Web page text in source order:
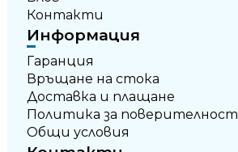
Контакти
Информация
Гаранция
Връщане на стока
Доставка и плащане
Политика за поверителност
Общи условия